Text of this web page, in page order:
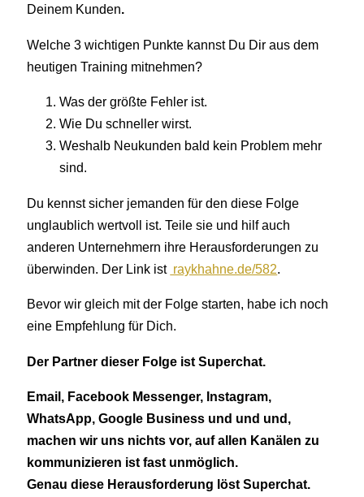
Deinem Kunden.
Welche 3 wichtigen Punkte kannst Du Dir aus dem
heutigen Training mitnehmen?
Was der größte Fehler ist.
Wie Du schneller wirst.
Weshalb Neukunden bald kein Problem mehr
sind.
Du kennst sicher jemanden für den diese Folge
unglaublich wertvoll ist. Teile sie und hilf auch
anderen Unternehmern ihre Herausforderungen zu
überwinden. Der Link ist raykhahne.de/582.
Bevor wir gleich mit der Folge starten, habe ich noch
eine Empfehlung für Dich.
Der Partner dieser Folge ist Superchat.
Email, Facebook Messenger, Instagram,
WhatsApp, Google Business und und und,
machen wir uns nichts vor, auf allen Kanälen zu
kommunizieren ist fast unmöglich.
Genau diese Herausforderung löst Superchat.